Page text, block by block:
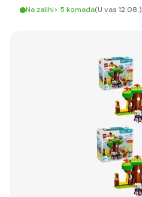
Na zalihi> 5 komada(U vas 12.08.)